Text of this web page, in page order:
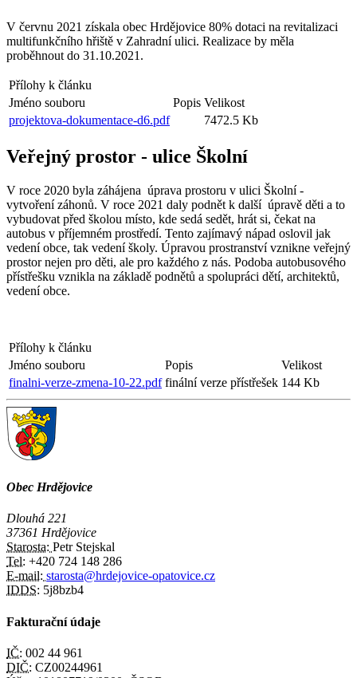
V červnu 2021 získala obec Hrdějovice 80% dotaci na revitalizaci
multifunkčního hřiště v Zahradní ulici. Realizace by měla
proběhnout do 31.10.2021.
Přílohy k článku
Jméno souboru
Popis Velikost
projektova-dokumentace-d6.pdf
7472.5 Kb
Veřejný prostor - ulice Školní
V roce 2020 byla záhájena úprava prostoru v ulici Školní -
vytvoření záhonů. V roce 2021 daly podnět k další úpravě děti a to
vybudovat před školou místo, kde sedá sedět, hrát si, čekat na
autobus v příjemném prostředí. Tento zajímavý nápad oslovil jak
vedení obce, tak vedení školy. Úpravou prostranství vznikne veřejný
prostor nejen pro děti, ale pro každého z nás. Podoba autobusového
přístřešku vznikla na základě podnětů a spolupráci dětí, architektů,
vedení obce.
Přílohy k článku
Jméno souboru
Popis
Velikost
finalni-verze-zmena-10-22.pdf finální verze přístřešek 144 Kb
Obec Hrdějovice
Dlouhá 221
37361 Hrdějovice
Starosta: Petr Stejskal
Tel: +420 724 148 286
E-mail: starosta@hrdejovice-opatovice.cz
IDDS: 5j8bzb4
Fakturační údaje
IČ: 002 44 961
DIČ: CZ00244961